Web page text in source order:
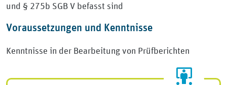
und § 275b SGB V befasst sind
Voraussetzungen und Kenntnisse
Kenntnisse in der Bearbeitung von Prüfberichten